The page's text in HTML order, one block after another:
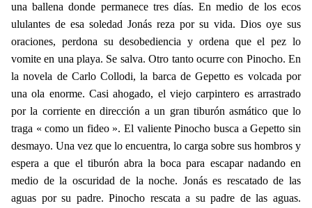
una ballena donde permanece tres días. En medio de los ecos
ululantes de esa soledad Jonás reza por su vida. Dios oye sus
oraciones, perdona su desobediencia y ordena que el pez lo
vomite en una playa. Se salva. Otro tanto ocurre con Pinocho. En
la novela de Carlo Collodi, la barca de Gepetto es volcada por
una ola enorme. Casi ahogado, el viejo carpintero es arrastrado
por la corriente en dirección a un gran tiburón asmático que lo
traga « como un fideo ». El valiente Pinocho busca a Gepetto sin
desmayo. Una vez que lo encuentra, lo carga sobre sus hombros y
espera a que el tiburón abra la boca para escapar nadando en
medio de la oscuridad de la noche. Jonás es rescatado de las
aguas por su padre. Pinocho rescata a su padre de las aguas.